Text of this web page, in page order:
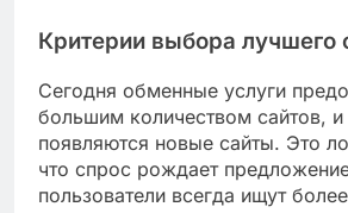
Критерии выбора лучшего
Сегодня обменные услуги
большим количеством сайтов,
появляются новые сайты. Это
что спрос рождает
пользователи всегда ищут